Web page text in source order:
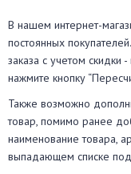
В нашем интернет-
постоянных
заказа с учетом скидки
нажмите кнопку
Также возможно
товар, помимо ранее
наименование товара,
выпадающем списке